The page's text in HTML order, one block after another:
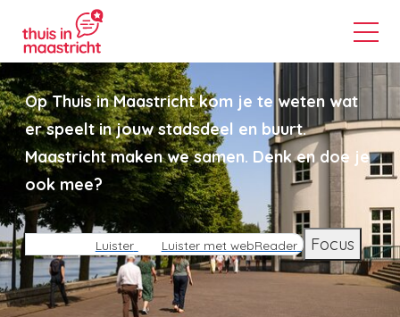
Op Thuis in Maastricht kom je te weten wat
er speelt in jouw stadsdeel en buurt.
Maastricht maken we samen. Denk en doe je
ook mee?
Luister Luister met webReader Focus